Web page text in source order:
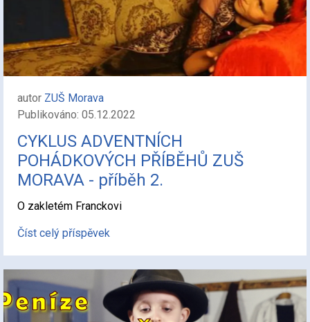
autor ZUŠ Morava
Publikováno: 05.12.2022
CYKLUS ADVENTNÍCH
POHÁDKOVÝCH PŘÍBĚHŮ ZUŠ
MORAVA - příběh 2.
O zakletém Franckovi
Číst celý příspěvek